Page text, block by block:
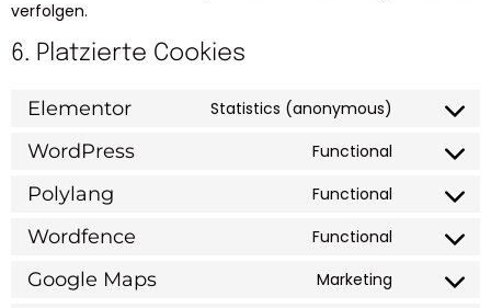
verfolgen.
6. Platzierte Cookies
Elementor Statistics (anonymous)
WordPress Functional
Polylang Functional
Wordfence Functional
Google Maps Marketing